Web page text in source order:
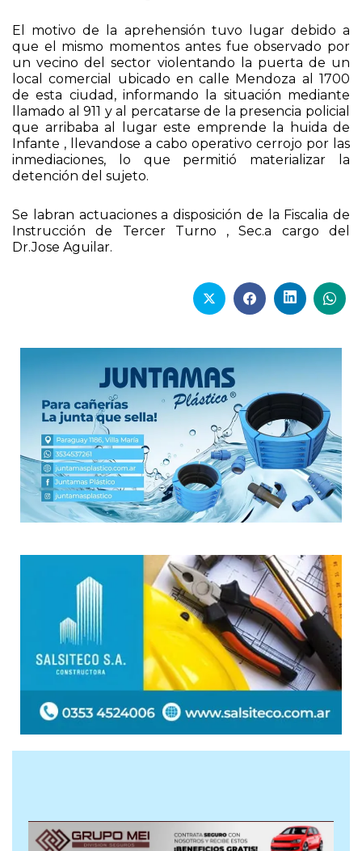
El motivo de la aprehensión tuvo lugar debido a
que el mismo momentos antes fue observado por
un vecino del sector violentando la puerta de un
local comercial ubicado en calle Mendoza al 1700
de esta ciudad, informando la situación mediante
llamado al 911 y al percatarse de la presencia policial
que arribaba al lugar este emprende la huida de
Infante , llevandose a cabo operativo cerrojo por las
inmediaciones, lo que permitió materializar la
detención del sujeto.
Se labran actuaciones a disposición de la Fiscalia de
Instrucción de Tercer Turno , Sec.a cargo del
Dr.Jose Aguilar.